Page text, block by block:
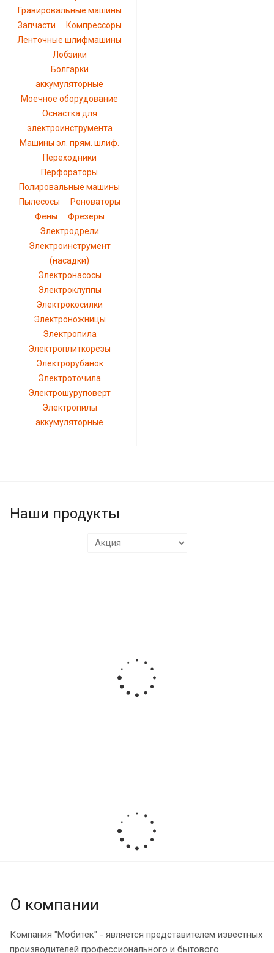
Гравировальные машины
Запчасти
Компрессоры
Ленточные шлифмашины
Лобзики
Болгарки
аккумуляторные
Моечное оборудование
Оснастка для
электроинструмента
Машины эл. прям. шлиф.
Переходники
Перфораторы
Полировальные машины
Пылесосы
Реноваторы
Фены
Фрезеры
Электродрели
Электроинструмент
(насадки)
Электронасосы
Электроклуппы
Электрокосилки
Электроножницы
Электропила
Электроплиткорезы
Электрорубанок
Электроточила
Электрошуруповерт
Электропилы
аккумуляторные
Наши продукты
О компании
Компания "Мобитек" - является представителем известных
производителей профессионального и бытового